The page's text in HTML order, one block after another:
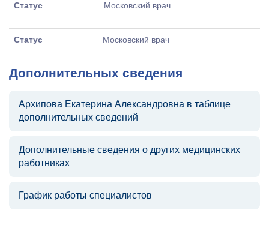
Статус Московский врач
Статус Московский врач
Дополнительных сведения
Архипова Екатерина Александровна в таблице
дополнительных сведений
Дополнительные сведения о других медицинских
работниках
График работы специалистов